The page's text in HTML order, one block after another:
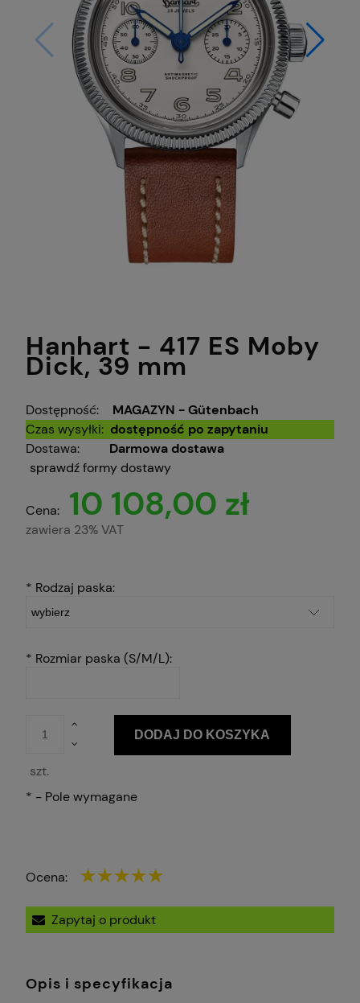
Hanhart - 417 ES Moby
Dick, 39 mm
Dostępność:
MAGAZYN - Gütenbach
Czas wysyłki: dostępność po zapytaniu
Dostawa:
Darmowa dostawa
sprawdź formy dostawy
Cena: 10 108,00 zł
zawiera 23% VAT
* Rodzaj paska:
* Rozmiar paska (S/M/L):
szt.
DODAJ DO KOSZYKA
* - Pole wymagane
Ocena:
Zapytaj o produkt
Opis i specyfikacja